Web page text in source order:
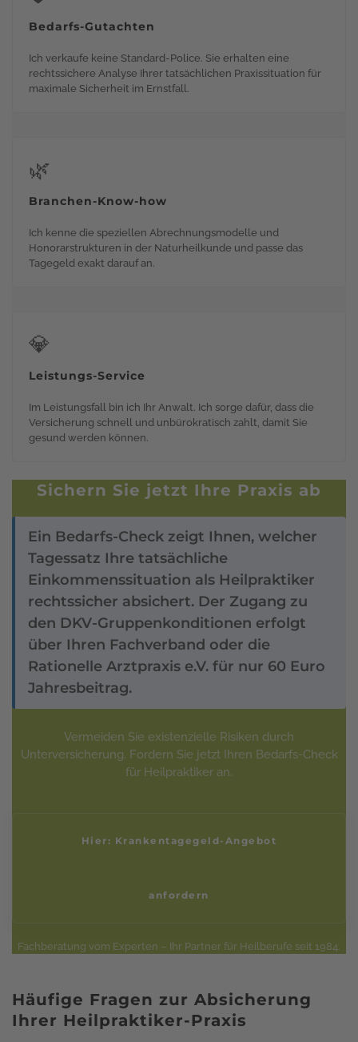
Bedarfs-Gutachten
Ich verkaufe keine Standard-Police. Sie erhalten eine
rechtssichere Analyse Ihrer tatsächlichen Praxissituation für
maximale Sicherheit im Ernstfall.
🌿
Branchen-Know-how
Ich kenne die speziellen Abrechnungsmodelle und
Honorarstrukturen in der Naturheilkunde und passe das
Tagegeld exakt darauf an.
💎
Leistungs-Service
Im Leistungsfall bin ich Ihr Anwalt. Ich sorge dafür, dass die
Versicherung schnell und unbürokratisch zahlt, damit Sie
gesund werden können.
Sichern Sie jetzt Ihre Praxis ab
Ein Bedarfs-Check zeigt Ihnen, welcher
Tagessatz Ihre tatsächliche
Einkommenssituation als Heilpraktiker
rechtssicher absichert. Der Zugang zu
den DKV-Gruppenkonditionen erfolgt
über Ihren Fachverband oder die
Rationelle Arztpraxis e.V. für nur 60 Euro
Jahresbeitrag.
Vermeiden Sie existenzielle Risiken durch
Unterversicherung. Fordern Sie jetzt Ihren Bedarfs-Check
für Heilpraktiker an.
Hier: Krankentagegeld-Angebot
anfordern
Fachberatung vom Experten – Ihr Partner für Heilberufe seit 1984.
Häufige Fragen zur Absicherung
Ihrer Heilpraktiker-Praxis